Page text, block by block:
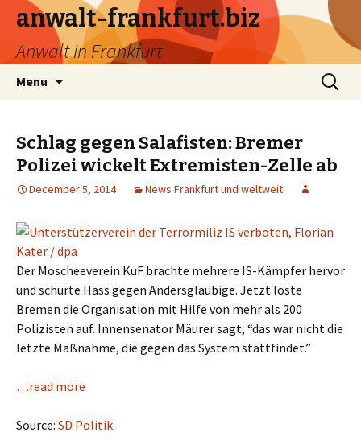
anwalt-frankfurt.biz
Anwalt in Frankfurt
Menu
Search
for:
Schlag gegen Salafisten: Bremer
Polizei wickelt Extremisten-Zelle ab
December 5, 2014 News Frankfurt und weltweit
Der Moscheeverein KuF brachte mehrere IS-Kämpfer hervor
und schürte Hass gegen Andersgläubige. Jetzt löste
Bremen die Organisation mit Hilfe von mehr als 200
Polizisten auf. Innensenator Mäurer sagt, “das war nicht die
letzte Maßnahme, die gegen das System stattfindet.”
…read more
Source: SD Politik